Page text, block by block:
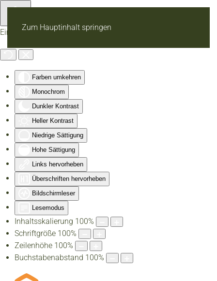
Eingabehilfen öffnen
Farben umkehren
Monochrom
Dunkler Kontrast
Heller Kontrast
Niedrige Sättigung
Hohe Sättigung
Links hervorheben
Überschriften hervorheben
Bildschirmleser
Lesemodus
Inhaltsskalierung 100%
Schriftgröße 100%
Zeilenhöhe 100%
Buchstabenabstand 100%
Zum Hauptinhalt springen